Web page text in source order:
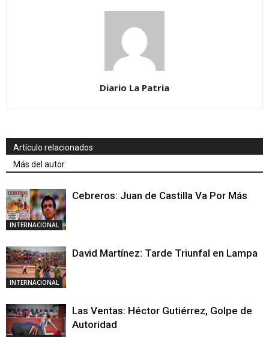
Diario La Patria
Artículo relacionados
Más del autor
INTERNACIONAL
Cebreros: Juan de Castilla Va Por Más
INTERNACIONAL
David Martínez: Tarde Triunfal en Lampa
Las Ventas: Héctor Gutiérrez, Golpe de
Autoridad